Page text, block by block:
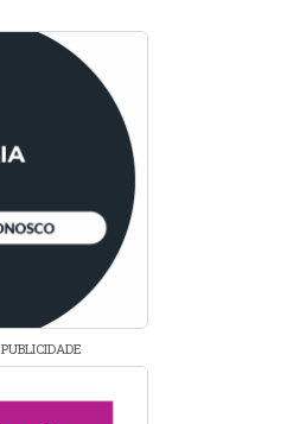
PUBLICIDADE